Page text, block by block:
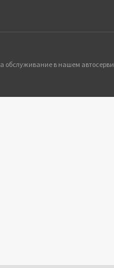
обслуживание в нашем